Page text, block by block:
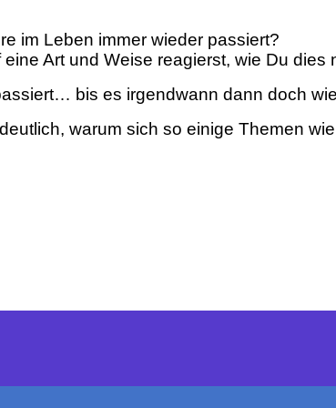
im Leben immer wieder passiert?
Art und Weise reagierst, wie Du dies
bis es irgendwann dann doch
warum sich so einige Themen